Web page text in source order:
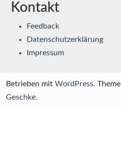
Kontakt
Feedback
Datenschutzerklärung
Impressum
Betrieben mit WordPress. Theme
Geschke.